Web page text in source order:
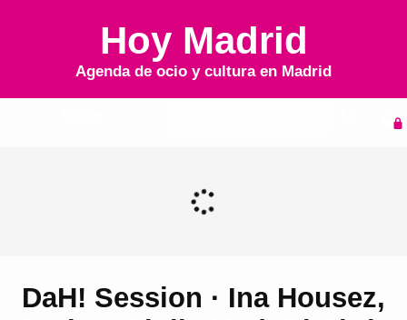
Hoy Madrid
Agenda de ocio y cultura en Madrid
DaH! Session · Ina Housez,